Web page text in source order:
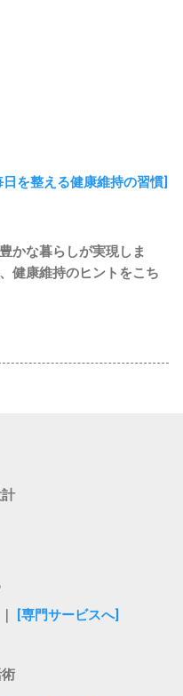
を整える健康維持の習慣]
かな暮らしが実現しま
健康維持のヒントをこち
[専門サービスへ]